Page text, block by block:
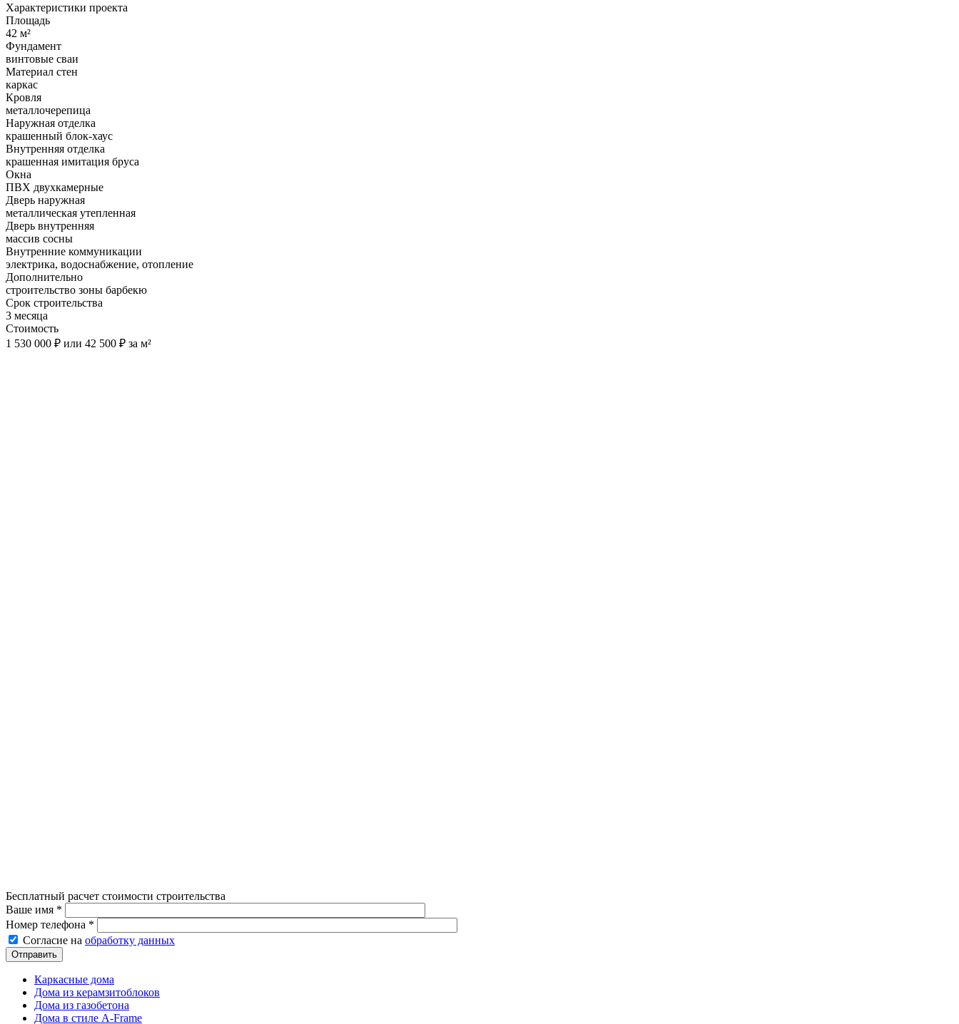
Характеристики проекта
Площадь
42 м²
Фундамент
винтовые сваи
Материал стен
каркас
Кровля
металлочерепица
Наружная отделка
крашенный блок-хаус
Внутренняя отделка
крашенная имитация бруса
Окна
ПВХ двухкамерные
Дверь наружная
металлическая утепленная
Дверь внутренняя
массив сосны
Внутренние коммуникации
электрика, водоснабжение, отопление
Дополнительно
строительство зоны барбекю
Срок строительства
3 месяца
Стоимость
1 530 000 ₽ или 42 500 ₽ за м²
Бесплатный расчет стоимости строительства
Ваше имя *
Номер телефона *
Согласие на обработку данных*
Согласие на обработку данных
Каркасные дома
Дома из керамзитоблоков
Дома из газобетона
Дома в стиле A-Frame